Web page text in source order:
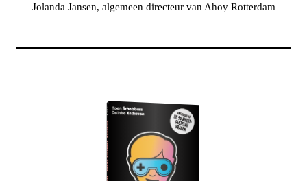
Jolanda Jansen, algemeen directeur van Ahoy Rotterdam